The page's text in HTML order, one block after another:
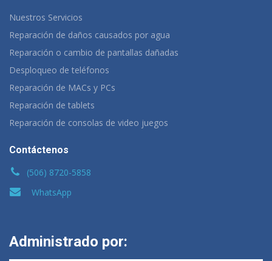
Nuestros Servicios
Reparación de daños causados por agua
Reparación o cambio de pantallas dañadas
Desploqueo de teléfonos
Reparación de MACs y PCs
Reparación de tablets
Reparación de consolas de video juegos
Contáctenos
(506) 8720-5858
WhatsApp
Administrado por: